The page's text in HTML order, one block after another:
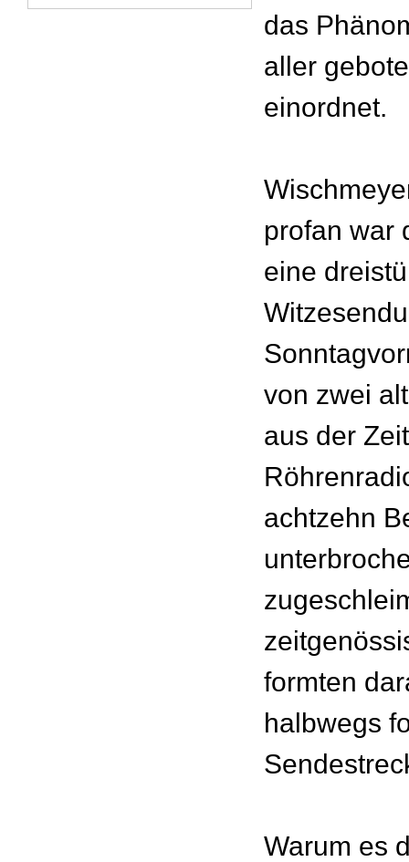
das
aller
einordnet.
profan war
eine
von zwei
aus der
achtzehn
formten
halbwegs
Warum es